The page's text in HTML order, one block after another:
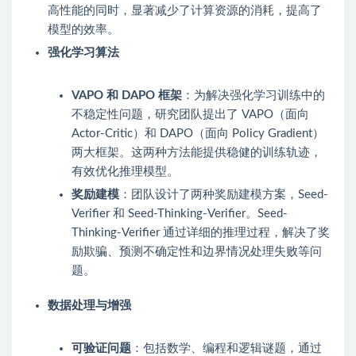
高性能的同时，显著减少了计算资源的消耗，提高了
模型的效率。
强化学习算法
VAPO 和 DAPO 框架 ：为解决强化学习训练中的
不稳定性问题，研究团队提出了 VAPO（面向
Actor-Critic）和 DAPO（面向 Policy Gradient）
两大框架。这两种方法能提供稳健的训练轨迹，
有效优化推理模型。
奖励建模 ：团队设计了两种奖励建模方案，Seed-
Verifier 和 Seed-Thinking-Verifier。Seed-
Thinking-Verifier 通过详细的推理过程，解决了奖
励欺骗、预测不确定性和边界情况处理失败等问
题。
数据处理与增强
可验证问题 ：包括数学、编程和逻辑谜题，通过